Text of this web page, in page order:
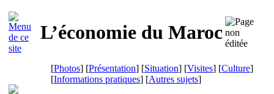
L’économie du Maroc
[Photos] [Présentation] [Situation] [Visites] [Culture]
[Informations pratiques] [Autres sujets]